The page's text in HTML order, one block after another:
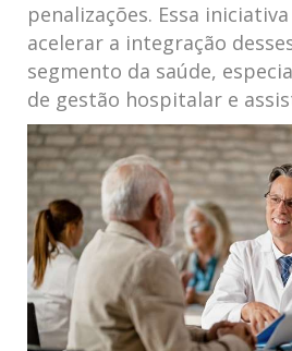
penalizações. Essa
acelerar ⁣a integração
segmento da saúde,
de gestão hospitalar e